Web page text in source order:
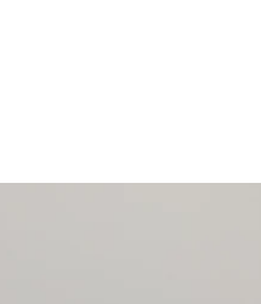
мобильного приложения
COVID-19. На
в вакцины. Из